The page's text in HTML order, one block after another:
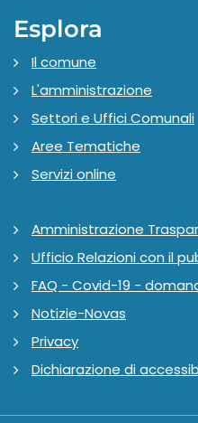
Esplora
Il comune
L'amministrazione
Settori e Uffici Comunali
Aree Tematiche
Servizi online
Amministrazione
Ufficio Relazioni con il
FAQ - Covid-19 -
Notizie-Novas
Privacy
Dichiarazione di